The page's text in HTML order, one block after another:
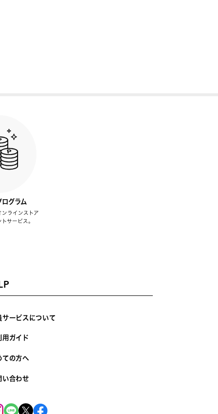
ログラム
ラインストア
サービス。
サービスについて
用ガイド
ての方へ
い合わせ